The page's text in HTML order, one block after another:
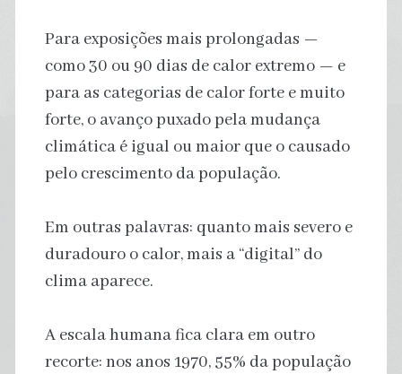
Para exposições mais prolongadas —
como 30 ou 90 dias de calor extremo — e
para as categorias de calor forte e muito
forte, o avanço puxado pela mudança
climática é igual ou maior que o causado
pelo crescimento da população.
Em outras palavras: quanto mais severo e
duradouro o calor, mais a “digital” do
clima aparece.
A escala humana fica clara em outro
recorte: nos anos 1970, 55% da população